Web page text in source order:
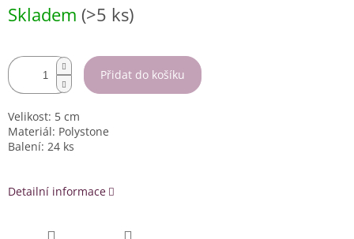
cena:
Skladem (>5 ks)
Přidat do košíku
Velikost: 5 cm
Materiál: Polystone
Balení: 24 ks
Detailní informace